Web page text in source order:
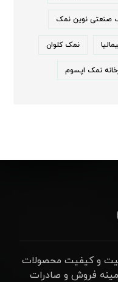
صنعتی نوین نمک
نمک کلوان
نمک اپسوم
و کیفیت محصولات
فروش و صادرات